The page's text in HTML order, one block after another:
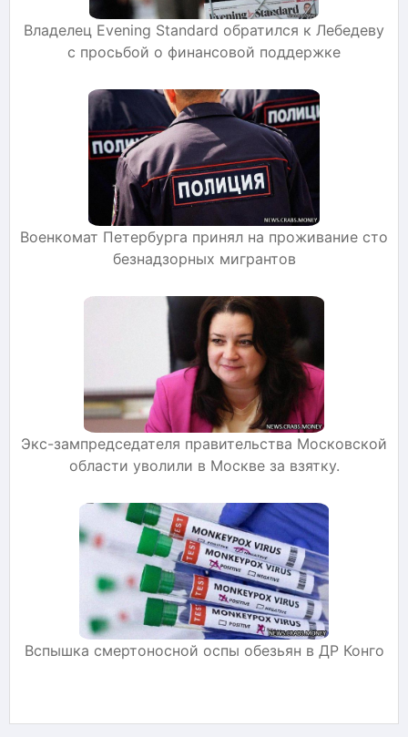
Владелец Evening Standard обратился к Лебедеву
с просьбой о финансовой поддержке
Военкомат Петербурга принял на проживание сто
безнадзорных мигрантов
Экс-зампредседателя правительства Московской
области уволили в Москве за взятку.
Вспышка смертоносной оспы обезьян в ДР Конго